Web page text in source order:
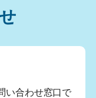
い合わせ窓口で